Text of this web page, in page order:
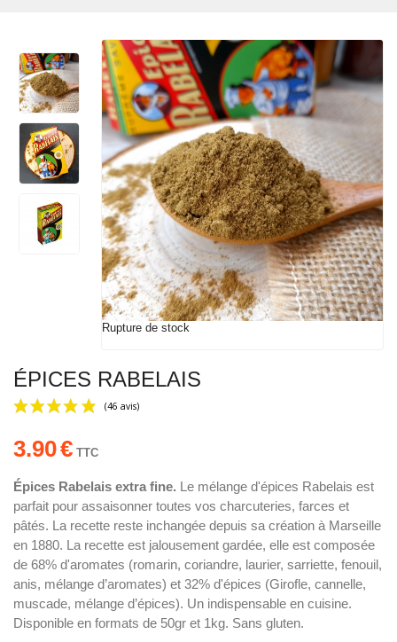
Rupture de stock
ÉPICES RABELAIS
(46 avis)
3.90€ TTC
Épices Rabelais extra fine. Le mélange d'épices Rabelais est
parfait pour assaisonner toutes vos charcuteries, farces et
pâtés. La recette reste inchangée depuis sa création à Marseille
en 1880. La recette est jalousement gardée, elle est composée
de 68% d'aromates (romarin, coriandre, laurier, sarriette, fenouil,
anis, mélange d’aromates) et 32% d'épices (Girofle, cannelle,
muscade, mélange d’épices). Un indispensable en cuisine.
Disponible en formats de 50gr et 1kg. Sans gluten.